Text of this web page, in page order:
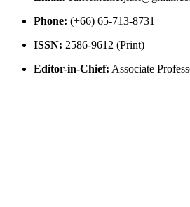
Phone: (+66) 65-713-8731
ISSN: 2586-9612 (Print)
Editor-in-Chief: Associate